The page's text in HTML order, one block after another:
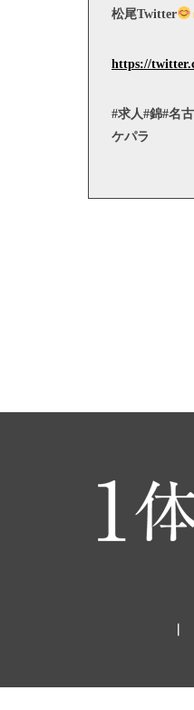
松尾Twitter
https://
#求人#錦#名
ケパラ